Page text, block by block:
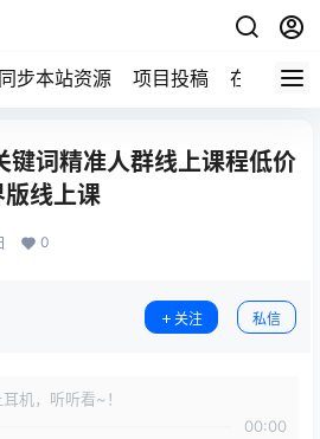
同步本站资源 项目投稿 在线工具
词精准人群线上课程低价
线上课
0
关注 私信
机，听听看~！
00:00